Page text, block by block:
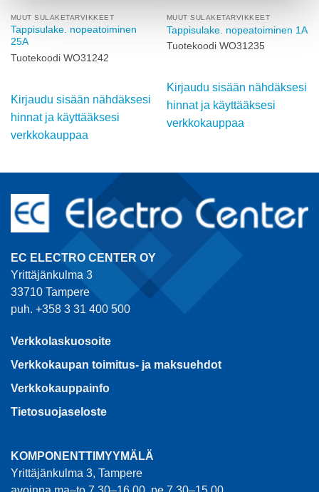
MUUT SULAKETARVIKKEET
Tappisulake. nopeatoiminen
25A
Tuotekoodi WO31242
Kirjaudu sisään nähdäksesi
hinnat ja käyttääksesi
verkkokauppaa
MUUT SULAKETARVIKKEET
Tappisulake. nopeatoiminen 1A
Tuotekoodi WO31235
Kirjaudu sisään nähdäksesi
hinnat ja käyttääksesi
verkkokauppaa
EC ELECTRO CENTER OY
Yrittäjänkulma 3
33710 Tampere
puh. +358 3 31 400 500
Verkkolaskuosoite
Verkkokaupan toimitus- ja maksuehdot
Verkkokauppainfo
Tietosuojaseloste
KOMPONENTTIMYYMÄLÄ
Yrittäjänkulma 3, Tampere